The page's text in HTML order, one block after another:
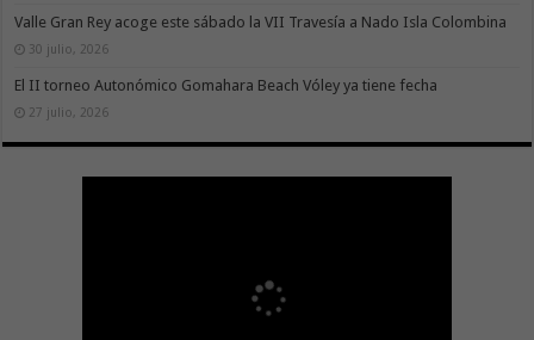
Valle Gran Rey acoge este sábado la VII Travesía a Nado Isla Colombina
30 julio, 2026
El II torneo Autonómico Gomahara Beach Vóley ya tiene fecha
27 julio, 2026